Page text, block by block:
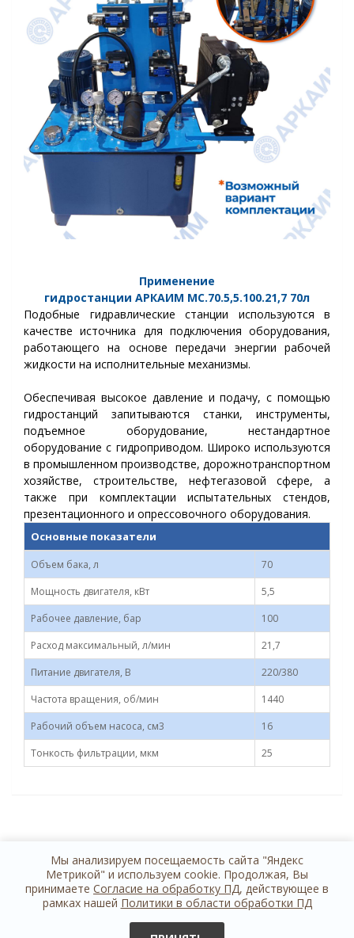
Применение
гидростанции АРКАИМ МС.70.5,5.100.21,7 70л
Подобные гидравлические станции используются в
качестве источника для подключения оборудования,
работающего на основе передачи энергии рабочей
жидкости на исполнительные механизмы.
Обеспечивая высокое давление и подачу, с помощью
гидростанций запитываются станки, инструменты,
подъемное оборудование, нестандартное
оборудование с гидроприводом. Широко используются
в промышленном производстве, дорожнотранспортном
хозяйстве, строительстве, нефтегазовой сфере, а
также при комплектации испытательных стендов,
презентационного и опрессовочного оборудования.
Основные показатели
Объем бака, л
70
Мощность двигателя, кВт
5,5
Рабочее давление, бар
100
Расход максимальный, л/мин
21,7
Питание двигателя, В
220/380
Частота вращения, об/мин
1440
Рабочий объем насоса, см3
16
Тонкость фильтрации, мкм
25
+7 812 614 44 24
Мы анализируем посещаемость сайта "Яндекс
Метрикой" и используем cookie. Продолжая, Вы
принимаете Согласие на обработку ПД, действующее в
рамках нашей Политики в области обработки ПД